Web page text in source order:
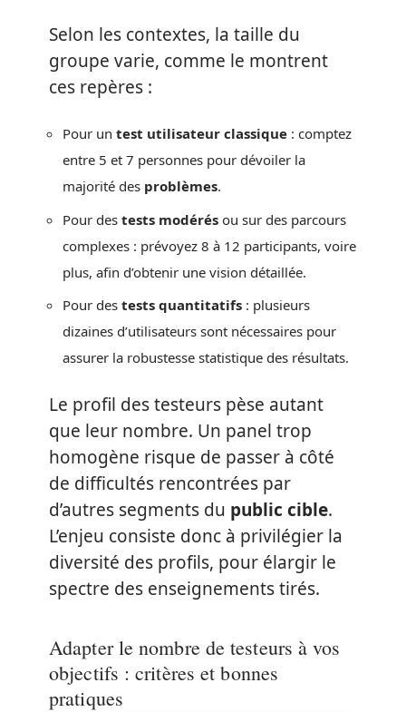
Selon les contextes, la taille du
groupe varie, comme le montrent
ces repères :
Pour un test utilisateur classique : comptez
entre 5 et 7 personnes pour dévoiler la
majorité des problèmes.
Pour des tests modérés ou sur des parcours
complexes : prévoyez 8 à 12 participants, voire
plus, afin d’obtenir une vision détaillée.
Pour des tests quantitatifs : plusieurs
dizaines d’utilisateurs sont nécessaires pour
assurer la robustesse statistique des résultats.
Le profil des testeurs pèse autant
que leur nombre. Un panel trop
homogène risque de passer à côté
de difficultés rencontrées par
d’autres segments du public cible.
L’enjeu consiste donc à privilégier la
diversité des profils, pour élargir le
spectre des enseignements tirés.
Adapter le nombre de testeurs à vos
objectifs : critères et bonnes
pratiques